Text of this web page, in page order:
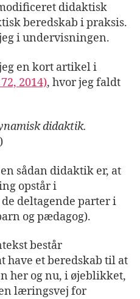
didaktisk
beredskab i praksis.
i undervisningen.
en kort artikel i
2014), hvor jeg faldt
didaktik.
sådan didaktik er, at
opstår i
deltagende parter i
og pædagog).
består
have et beredskab til at
her og nu, i øjeblikket,
læringsvej for